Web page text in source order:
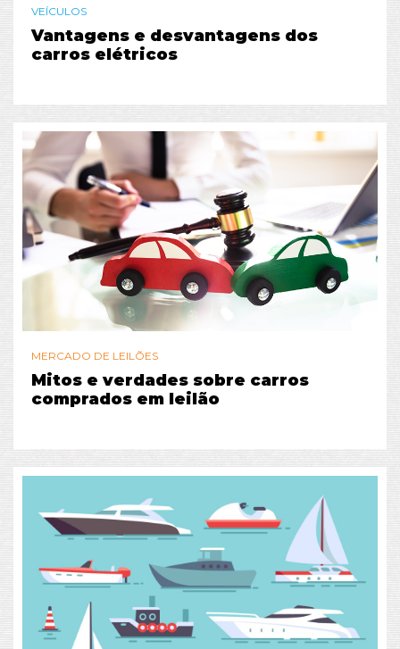
VEÍCULOS
Vantagens e desvantagens dos
carros elétricos
MERCADO DE LEILÕES
Mitos e verdades sobre carros
comprados em leilão